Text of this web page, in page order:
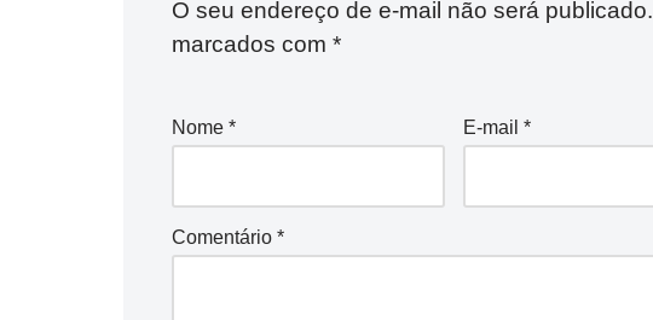
O seu endereço de e-mail não será publicado.
marcados com *
Nome * E-mail*
Comentário *